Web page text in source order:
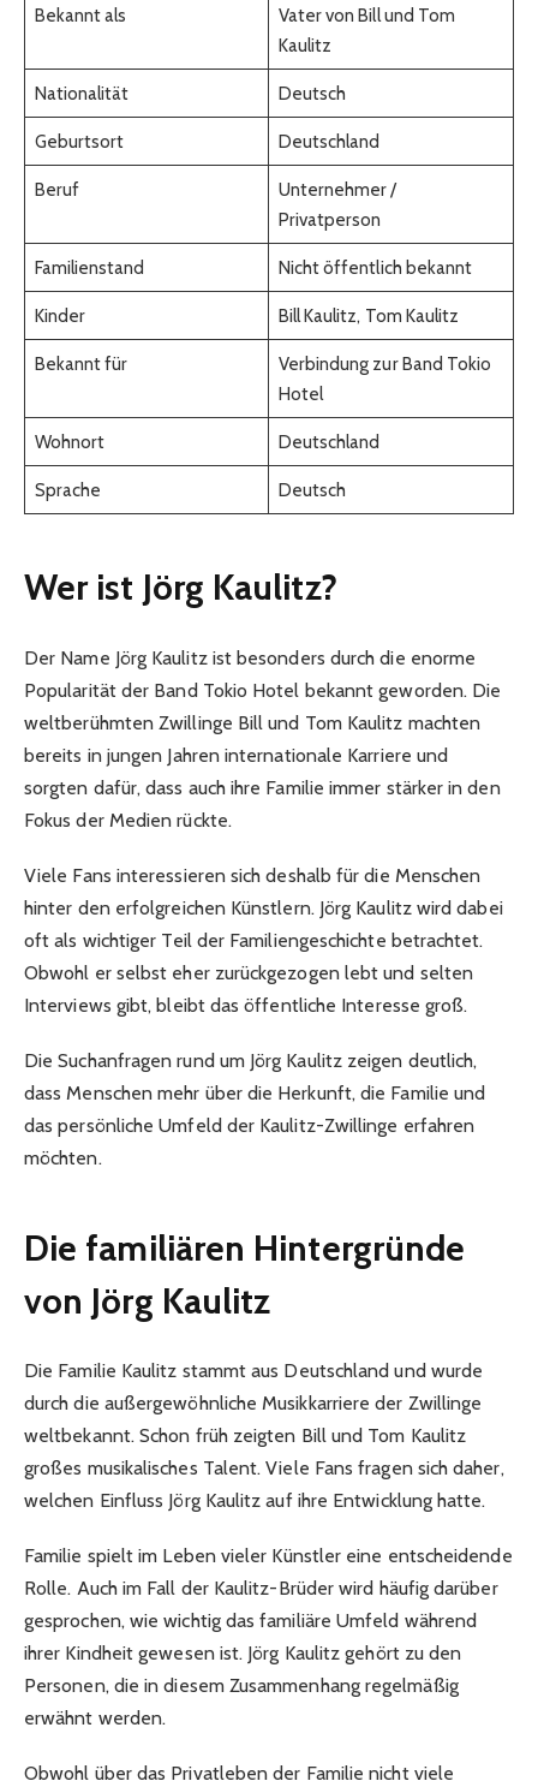
Bekannt als
Vater von Bill und Tom
Kaulitz
Nationalität Deutsch
Geburtsort Deutschland
Beruf
Unternehmer /
Privatperson
Familienstand Nicht öffentlich bekannt
Kinder Bill Kaulitz, Tom Kaulitz
Bekannt für
Verbindung zur Band Tokio
Hotel
Wohnort Deutschland
Sprache Deutsch
Wer ist Jörg Kaulitz?
Der Name Jörg Kaulitz ist besonders durch die enorme
Popularität der Band Tokio Hotel bekannt geworden. Die
weltberühmten Zwillinge Bill und Tom Kaulitz machten
bereits in jungen Jahren internationale Karriere und
sorgten dafür, dass auch ihre Familie immer stärker in den
Fokus der Medien rückte.
Viele Fans interessieren sich deshalb für die Menschen
hinter den erfolgreichen Künstlern. Jörg Kaulitz wird dabei
oft als wichtiger Teil der Familiengeschichte betrachtet.
Obwohl er selbst eher zurückgezogen lebt und selten
Interviews gibt, bleibt das öffentliche Interesse groß.
Die Suchanfragen rund um Jörg Kaulitz zeigen deutlich,
dass Menschen mehr über die Herkunft, die Familie und
das persönliche Umfeld der Kaulitz-Zwillinge erfahren
möchten.
Die familiären Hintergründe
von Jörg Kaulitz
Die Familie Kaulitz stammt aus Deutschland und wurde
durch die außergewöhnliche Musikkarriere der Zwillinge
weltbekannt. Schon früh zeigten Bill und Tom Kaulitz
großes musikalisches Talent. Viele Fans fragen sich daher,
welchen Einfluss Jörg Kaulitz auf ihre Entwicklung hatte.
Familie spielt im Leben vieler Künstler eine entscheidende
Rolle. Auch im Fall der Kaulitz-Brüder wird häufig darüber
gesprochen, wie wichtig das familiäre Umfeld während
ihrer Kindheit gewesen ist. Jörg Kaulitz gehört zu den
Personen, die in diesem Zusammenhang regelmäßig
erwähnt werden.
Obwohl über das Privatleben der Familie nicht viele